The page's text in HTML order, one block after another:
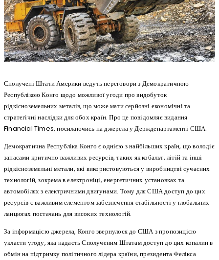
Сполучені Штати Америки ведуть переговори з Демократичною
Республікою Конго щодо можливої угоди про видобуток
рідкісноземельних металів, що може мати серйозні економічні та
стратегічні наслідки для обох країн. Про це повідомляє видання
Financial Times, посилаючись на джерела у Держдепартаменті США.
Демократична Республіка Конго є однією з найбільших країн, що володіє
запасами критично важливих ресурсів, таких як кобальт, літій та інші
рідкісноземельні метали, які використовуються у виробництві сучасних
технологій, зокрема в електроніці, енергетичних установках та
автомобілях з електричними двигунами. Тому для США доступ до цих
ресурсів є важливим елементом забезпечення стабільності у глобальних
ланцюгах постачань для високих технологій.
За інформацією джерела, Конго звернулося до США з пропозицією
укласти угоду, яка надасть Сполученим Штатам доступ до цих копалин в
обмін на підтримку політичного лідера країни, президента Фелікса